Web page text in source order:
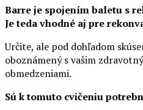
Barre je spojením baletu s
Je teda vhodné aj pre
Určite, ale pod dohľadom
oboznámený s vašim
obmedzeniami.
Sú k tomuto cvičeniu